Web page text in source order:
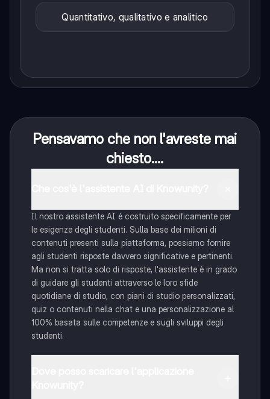
Quantitativo, qualitativo e analitico
Pensavamo che non l'avreste mai
chiesto....
Il nostro assistente AI è costruito specificamente per
le esigenze degli studenti. Sulla base dei milioni di
contenuti presenti sulla piattaforma, possiamo fornire
agli studenti risposte davvero significative e pertinenti.
Ma non si tratta solo di risposte, l'assistente è in grado
di guidare gli studenti attraverso le loro sfide
quotidiane di studio, con piani di studio personalizzati,
quiz o contenuti nella chat e una personalizzazione al
100% basata sulle competenze e sugli sviluppi degli
studenti.